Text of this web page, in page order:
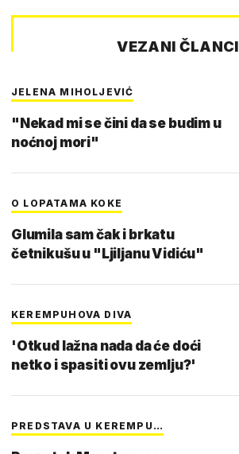
VEZANI ČLANCI
JELENA MIHOLJEVIĆ
"Nekad mi se čini da se budim u
noćnoj mori"
O LOPATAMA KOKE
Glumila sam čak i brkatu
četnikušu u "Ljiljanu Vidiću"
KEREMPUHOVA DIVA
'Otkud lažna nada da će doći
netko i spasiti ovu zemlju?'
PREDSTAVA U KEREMPU…